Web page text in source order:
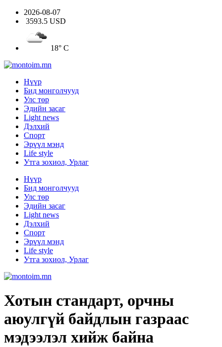
2026-08-07
3593.5 USD
18° C
Нүүр
Бид монголчууд
Улс төр
Эдийн засаг
Light news
Дэлхий
Спорт
Эрүүл мэнд
Life style
Утга зохиол, Урлаг
Нүүр
Бид монголчууд
Улс төр
Эдийн засаг
Light news
Дэлхий
Спорт
Эрүүл мэнд
Life style
Утга зохиол, Урлаг
Хотын стандарт, орчны
аюулгүй байдлын газраас
мэдээлэл хийж байна